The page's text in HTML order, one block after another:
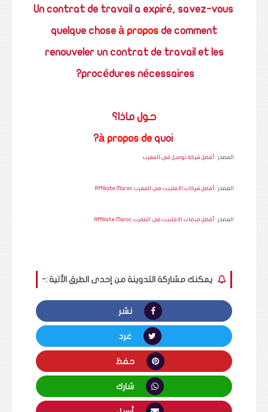
Un contrat de travail a expiré, savez-vous
quelque chose à propos de comment
renouveler un contrat de travail et les
procédures nécessaires?
حول ماذا؟
à propos de
quoi?
المصدر : أفضل شركة توصيل في المغرب
المصدر : أفضل شركات الافلييت في المغرب Affiliate Maroc
المصدر : أفضل منصات الافلييت في المغرب Affiliate Maroc
يمكنك مشاركة التدوينة من إحدى الطرق الأتية :-
نشر
غرد
حفظ
شارك